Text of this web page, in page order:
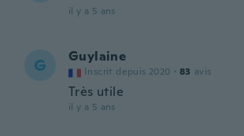
il y a 5 ans
G Guylaine
Inscrit depuis 2020 · 83 avis
Très utile
il y a 5 ans